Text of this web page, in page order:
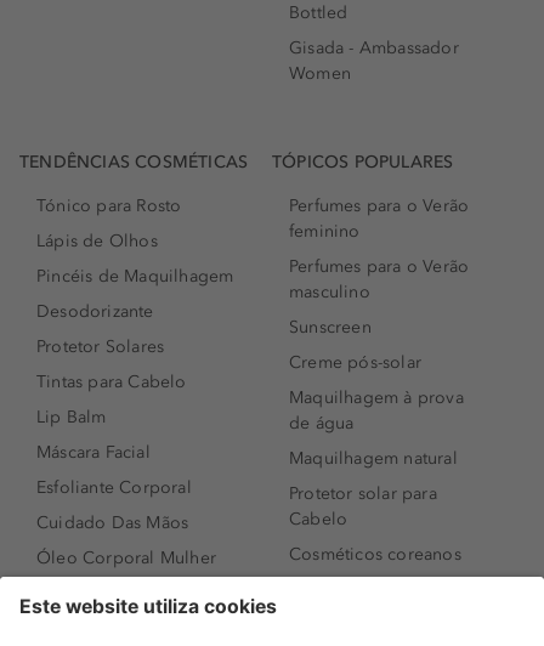
Bottled
Gisada - Ambassador
Women
TENDÊNCIAS COSMÉTICAS
Tónico para Rosto
Lápis de Olhos
Pincéis de Maquilhagem
Desodorizante
Protetor Solares
Tintas para Cabelo
Lip Balm
Máscara Facial
Esfoliante Corporal
Cuidado Das Mãos
Óleo Corporal Mulher
TÓPICOS POPULARES
Perfumes para o Verão
feminino
Perfumes para o Verão
masculino
Sunscreen
Creme pós-solar
Maquilhagem à prova
de água
Maquilhagem natural
Protetor solar para
Cabelo
Cosméticos coreanos